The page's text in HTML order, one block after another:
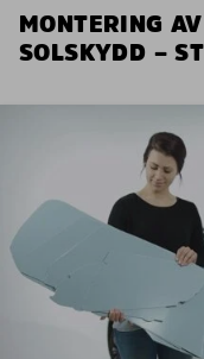
MONTERING
SOLSKYDD –